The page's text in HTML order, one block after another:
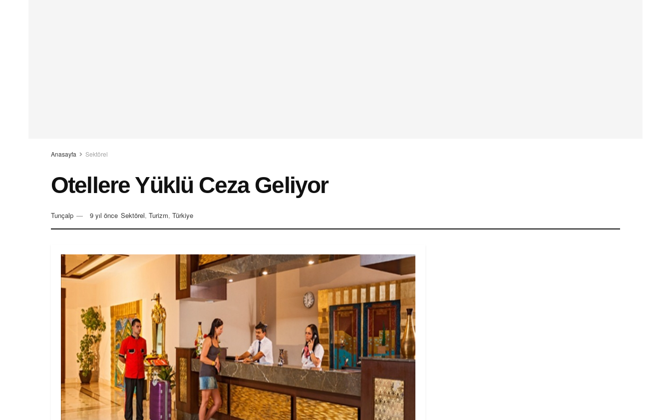
Anasayfa Sektörel
Otellere Yüklü Ceza Geliyor
Tunçalp 9 yıl önce Sektörel, Turizm, Türkiye